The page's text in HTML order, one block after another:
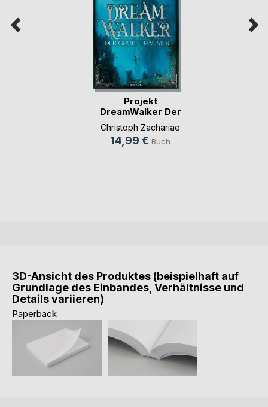
Projekt
DreamWalker Der
Große Träumer
Christoph Zachariae
14,99 € Buch
3D-Ansicht des Produktes (beispielhaft auf
Grundlage des Einbandes, Verhältnisse und
Details variieren)
Paperback